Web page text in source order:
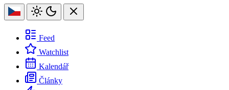
Feed
Watchlist
Kalendář
Články